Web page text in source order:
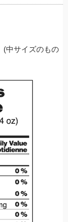
(中サイズのもの